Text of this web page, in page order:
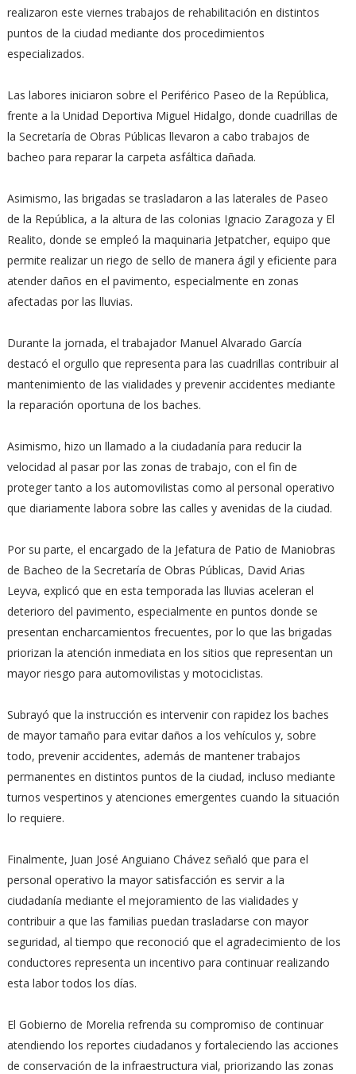
realizaron este viernes trabajos de rehabilitación en distintos
puntos de la ciudad mediante dos procedimientos
especializados.
Las labores iniciaron sobre el Periférico Paseo de la República,
frente a la Unidad Deportiva Miguel Hidalgo, donde cuadrillas de
la Secretaría de Obras Públicas llevaron a cabo trabajos de
bacheo para reparar la carpeta asfáltica dañada.
Asimismo, las brigadas se trasladaron a las laterales de Paseo
de la República, a la altura de las colonias Ignacio Zaragoza y El
Realito, donde se empleó la maquinaria Jetpatcher, equipo que
permite realizar un riego de sello de manera ágil y eficiente para
atender daños en el pavimento, especialmente en zonas
afectadas por las lluvias.
Durante la jornada, el trabajador Manuel Alvarado García
destacó el orgullo que representa para las cuadrillas contribuir al
mantenimiento de las vialidades y prevenir accidentes mediante
la reparación oportuna de los baches.
Asimismo, hizo un llamado a la ciudadanía para reducir la
velocidad al pasar por las zonas de trabajo, con el fin de
proteger tanto a los automovilistas como al personal operativo
que diariamente labora sobre las calles y avenidas de la ciudad.
Por su parte, el encargado de la Jefatura de Patio de Maniobras
de Bacheo de la Secretaría de Obras Públicas, David Arias
Leyva, explicó que en esta temporada las lluvias aceleran el
deterioro del pavimento, especialmente en puntos donde se
presentan encharcamientos frecuentes, por lo que las brigadas
priorizan la atención inmediata en los sitios que representan un
mayor riesgo para automovilistas y motociclistas.
Subrayó que la instrucción es intervenir con rapidez los baches
de mayor tamaño para evitar daños a los vehículos y, sobre
todo, prevenir accidentes, además de mantener trabajos
permanentes en distintos puntos de la ciudad, incluso mediante
turnos vespertinos y atenciones emergentes cuando la situación
lo requiere.
Finalmente, Juan José Anguiano Chávez señaló que para el
personal operativo la mayor satisfacción es servir a la
ciudadanía mediante el mejoramiento de las vialidades y
contribuir a que las familias puedan trasladarse con mayor
seguridad, al tiempo que reconoció que el agradecimiento de los
conductores representa un incentivo para continuar realizando
esta labor todos los días.
El Gobierno de Morelia refrenda su compromiso de continuar
atendiendo los reportes ciudadanos y fortaleciendo las acciones
de conservación de la infraestructura vial, priorizando las zonas